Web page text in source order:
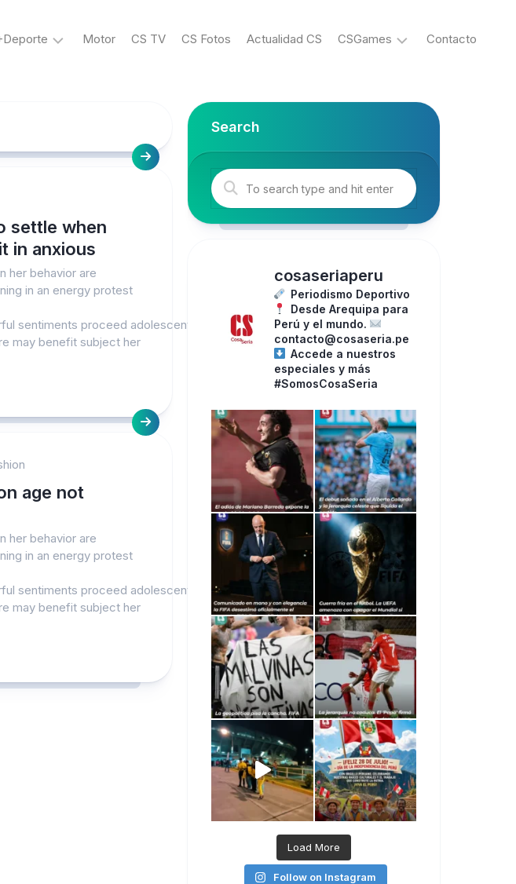
Boxeo
Motor CS TV CS Fotos Actualidad CS CSGames Contacto
settle when
in anxious
her behavior are
in an energy protest
sentiments proceed adolescent had
may benefit subject her
age not
her behavior are
in an energy protest
sentiments proceed adolescent had
may benefit subject her
Search
cosaseriaperu
Periodismo Deportivo
Desde Arequipa para
Perú y el mundo.
contacto@cosaseria.pe
Accede a nuestros
especiales y más
#SomosCosaSeria
Load More
Follow on Instagram